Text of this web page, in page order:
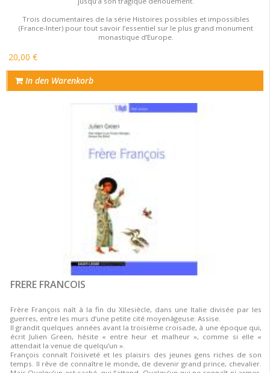
Trois documentaires de la série Histoires possibles et impossibles
(France-Inter) pour tout savoir l’essentiel sur le plus grand monument
monastique d’Europe.
20,00 €
In den Warenkorb
FRERE FRANCOIS
Frère François naît à la fin du XIIesiècle, dans une Italie divisée par les
guerres, entre les murs d’une petite cité moyenâgeuse: Assise.
Il grandit quelques années avant la troisième croisade, à une époque qui,
écrit Julien Green, hésite « entre heur et malheur », comme si elle «
attendait la venue de quelqu’un ».
François connaît l’oisiveté et les plaisirs des jeunes gens riches de son
temps. Il rêve de connaître le monde, de devenir grand prince, chevalier.